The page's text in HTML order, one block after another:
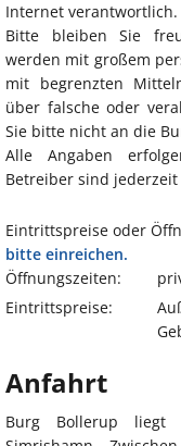
Internet verantwortlich.
Bitte bleiben Sie
werden mit großem
mit begrenzten
über falsche oder
Sie bitte nicht an die
Alle Angaben
Betreiber sind
Eintrittspreise oder
bitte einreichen.
Öffnungszeiten:
Eintrittspreise:
Anfahrt
Burg Bollerup